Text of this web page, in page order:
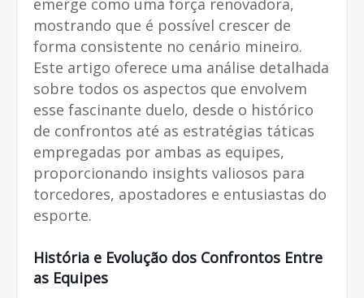
mostrando que é possível crescer de
forma consistente no cenário mineiro.
Este artigo oferece uma análise detalhada
sobre todos os aspectos que envolvem
esse fascinante duelo, desde o histórico
de confrontos até as estratégias táticas
empregadas por ambas as equipes,
proporcionando insights valiosos para
torcedores, apostadores e entusiastas do
esporte.
História e Evolução dos Confrontos Entre
as Equipes